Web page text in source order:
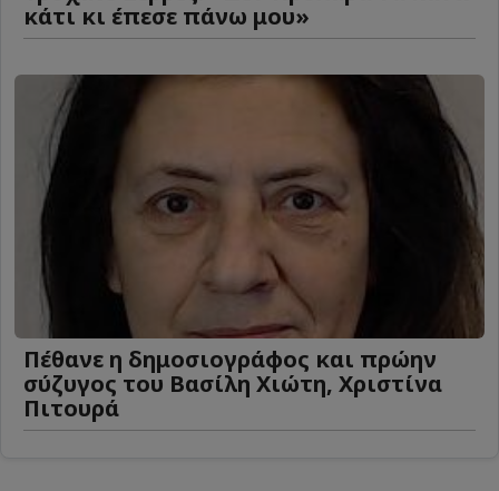
κάτι κι έπεσε πάνω μου»
Πέθανε η δημοσιογράφος και πρώην
σύζυγος του Βασίλη Χιώτη, Χριστίνα
Πιτουρά